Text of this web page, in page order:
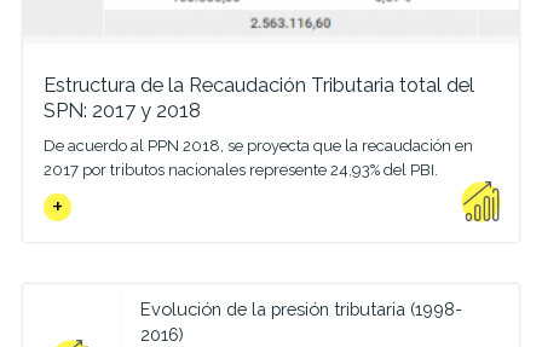
Estructura de la Recaudación Tributaria total del
SPN: 2017 y 2018
De acuerdo al PPN 2018, se proyecta que la recaudación en
2017 por tributos nacionales represente 24,93% del PBI.
Evolución de la presión tributaria (1998-
2016)